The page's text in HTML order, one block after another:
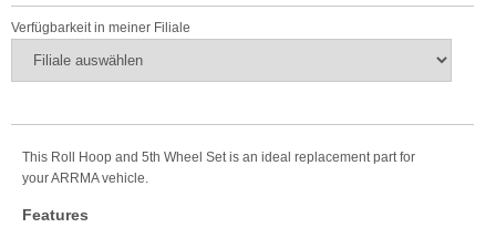
Verfügbarkeit in meiner Filiale
This Roll Hoop and 5th Wheel Set is an ideal replacement part for
your ARRMA vehicle.
Features